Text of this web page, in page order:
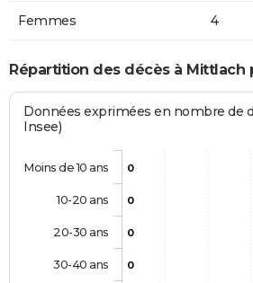
Femmes 4
Répartition des décès à Mittlach
Données exprimées en nombre de
Insee)
0
0
0
0
Moins de 10 ans
10-20 ans
20-30 ans
30-40 ans